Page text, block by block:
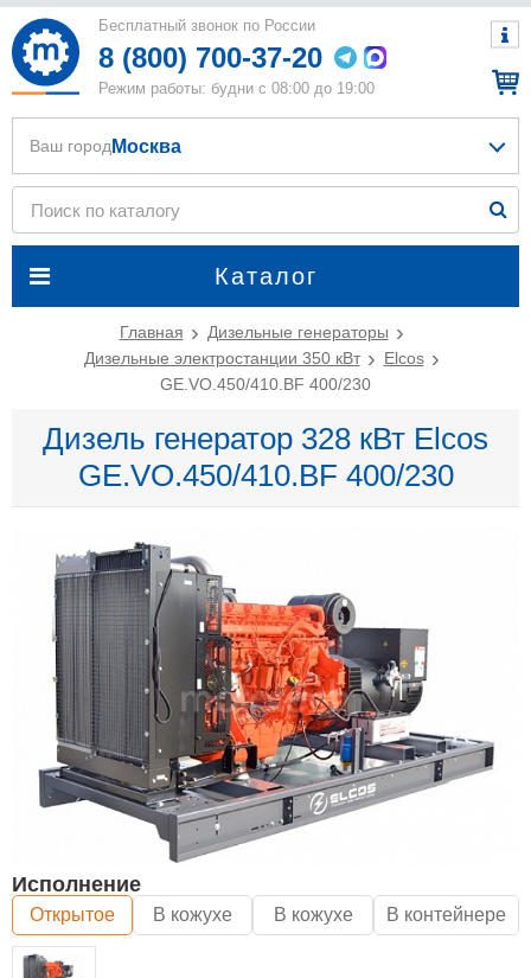
Бесплатный звонок по России
8 (800) 700-37-20
Режим работы: будни с 08:00 до 19:00
Каталог
Ваш город Москва
Главная
Дизельные генераторы
Дизельные электростанции 350 кВт
Elcos
GE.VO.450/410.BF 400/230
Дизель генератор 328 кВт Elcos
GE.VO.450/410.BF 400/230
Исполнение
Открытое В кожухе В кожухе В контейнере